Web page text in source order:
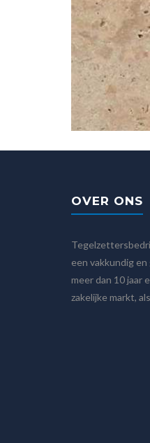
OVER ONS
een vakkundig
meer dan 10 jaar
zakelijke markt,